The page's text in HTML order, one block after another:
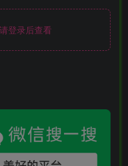
登录后查看